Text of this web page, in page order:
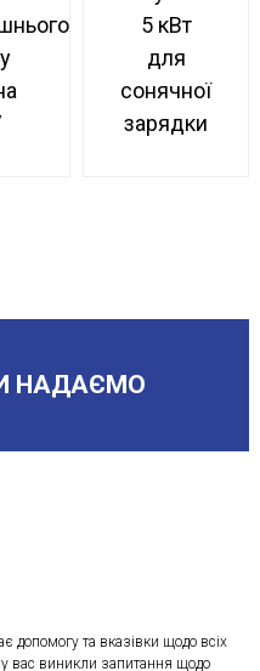
НАДАЄМО
допомогу та вказівки щодо всіх
вас виникли запитання щодо